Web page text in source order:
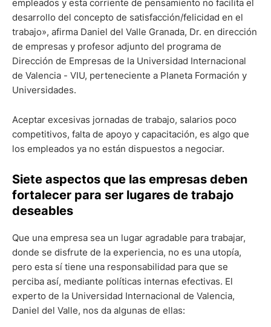
empleados y esta corriente de pensamiento no facilita el
desarrollo del concepto de satisfacción/felicidad en el
trabajo», afirma Daniel del Valle Granada, Dr. en dirección
de empresas y profesor adjunto del programa de
Dirección de Empresas de la Universidad Internacional
de Valencia - VIU, perteneciente a Planeta Formación y
Universidades.
Aceptar excesivas jornadas de trabajo, salarios poco
competitivos, falta de apoyo y capacitación, es algo que
los empleados ya no están dispuestos a negociar.
Siete aspectos que las empresas deben
fortalecer para ser lugares de trabajo
deseables
Que una empresa sea un lugar agradable para trabajar,
donde se disfrute de la experiencia, no es una utopía,
pero esta sí tiene una responsabilidad para que se
perciba así, mediante políticas internas efectivas. El
experto de la Universidad Internacional de Valencia,
Daniel del Valle, nos da algunas de ellas: